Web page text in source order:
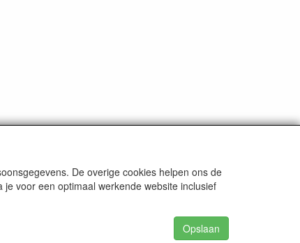
De overige cookies helpen ons de
voor een optimaal werkende website inclusief
Opslaan